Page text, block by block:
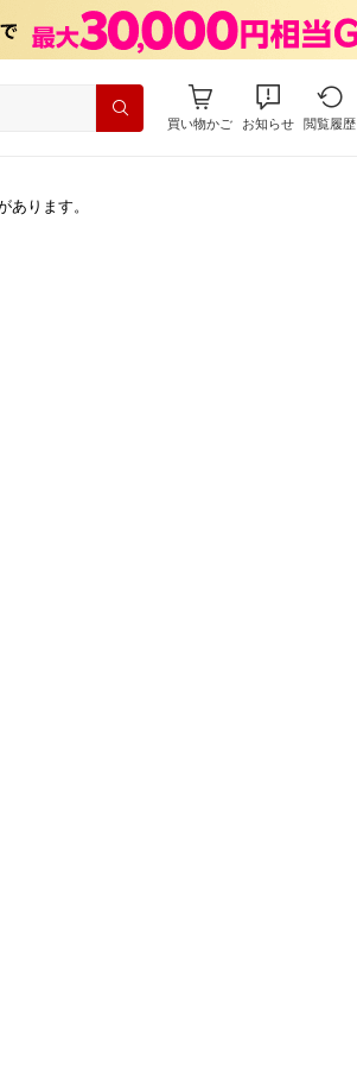
買い物かご お知らせ 閲覧履歴
ります。